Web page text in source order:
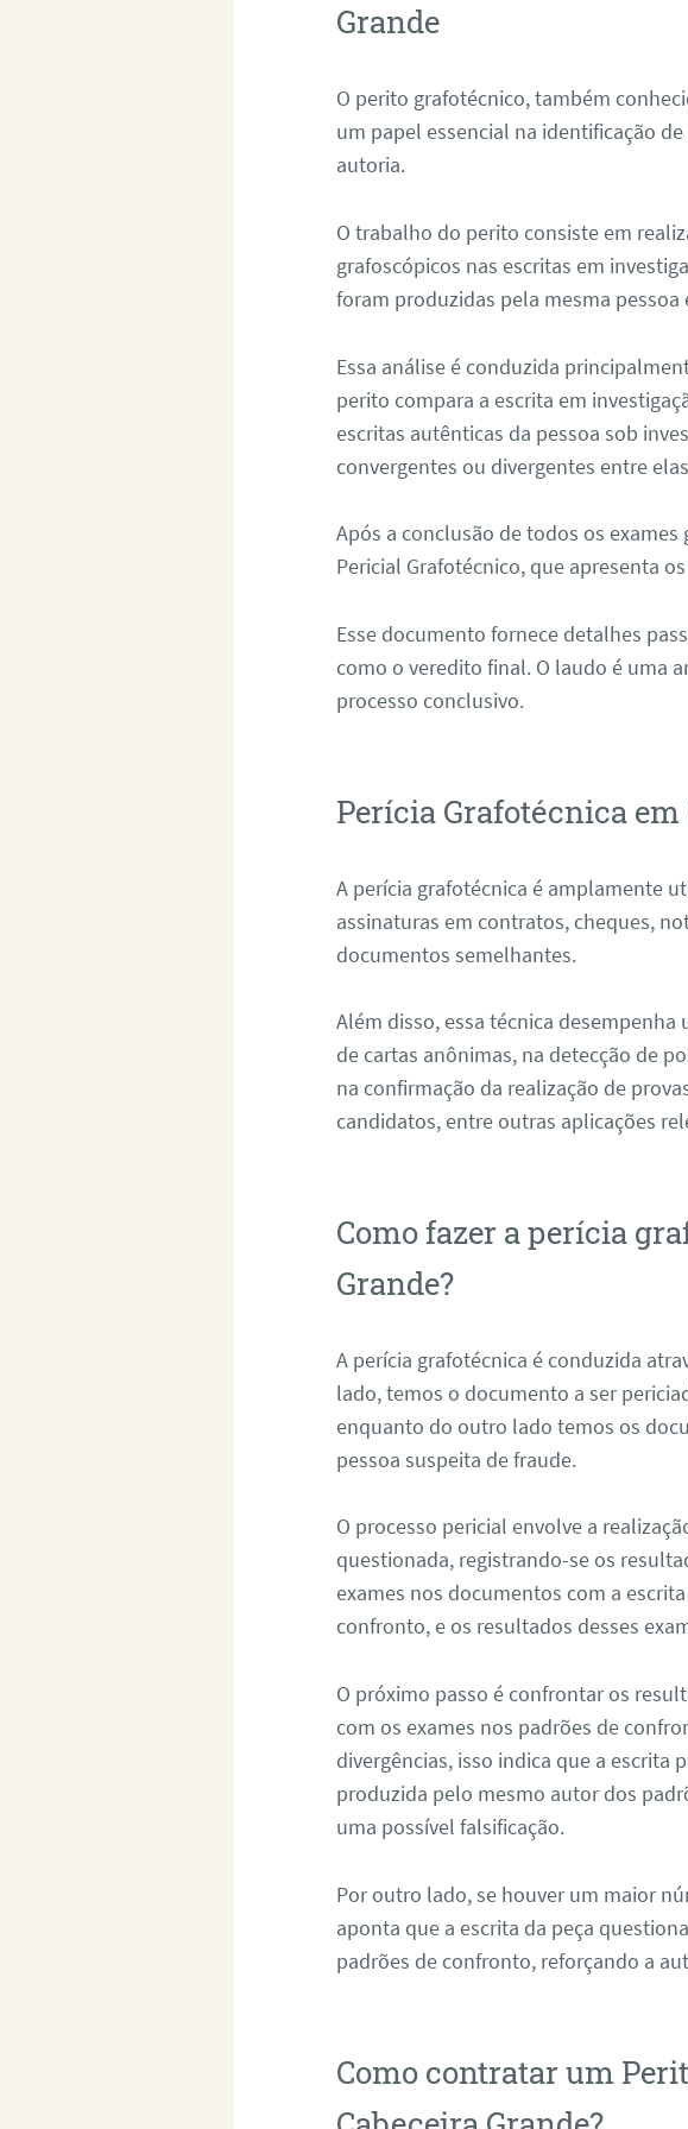
Grande
O perito grafotécnico, também
um papel essencial na identificação
autoria.
O trabalho do perito consiste em
grafoscópicos nas escritas em
foram produzidas pela mesma pessoa
Essa análise é conduzida
perito compara a escrita em
escritas autênticas da pessoa sob
convergentes ou divergentes entre
Após a conclusão de todos os
Pericial Grafotécnico, que apresenta
Esse documento fornece detalhes
como o veredito final. O laudo é uma
processo conclusivo.
Perícia Grafotécnica em
A perícia grafotécnica é amplamente
assinaturas em contratos, cheques,
documentos semelhantes.
Além disso, essa técnica
de cartas anônimas, na detecção de
na confirmação da realização de
candidatos, entre outras aplicações
Como fazer a perícia
Grande?
A perícia grafotécnica é conduzida
lado, temos o documento a ser
enquanto do outro lado temos os
pessoa suspeita de fraude.
O processo pericial envolve a
questionada, registrando-se os
exames nos documentos com a
confronto, e os resultados desses
O próximo passo é confrontar os
com os exames nos padrões de
divergências, isso indica que a escrita
produzida pelo mesmo autor dos
uma possível falsificação.
Por outro lado, se houver um maior
aponta que a escrita da peça
padrões de confronto, reforçando a
Como contratar um